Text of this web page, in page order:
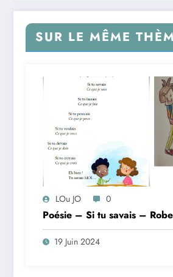
SUR LE MÊME
LOu JO 0
Poésie – Si tu savais –
19 Juin 2024